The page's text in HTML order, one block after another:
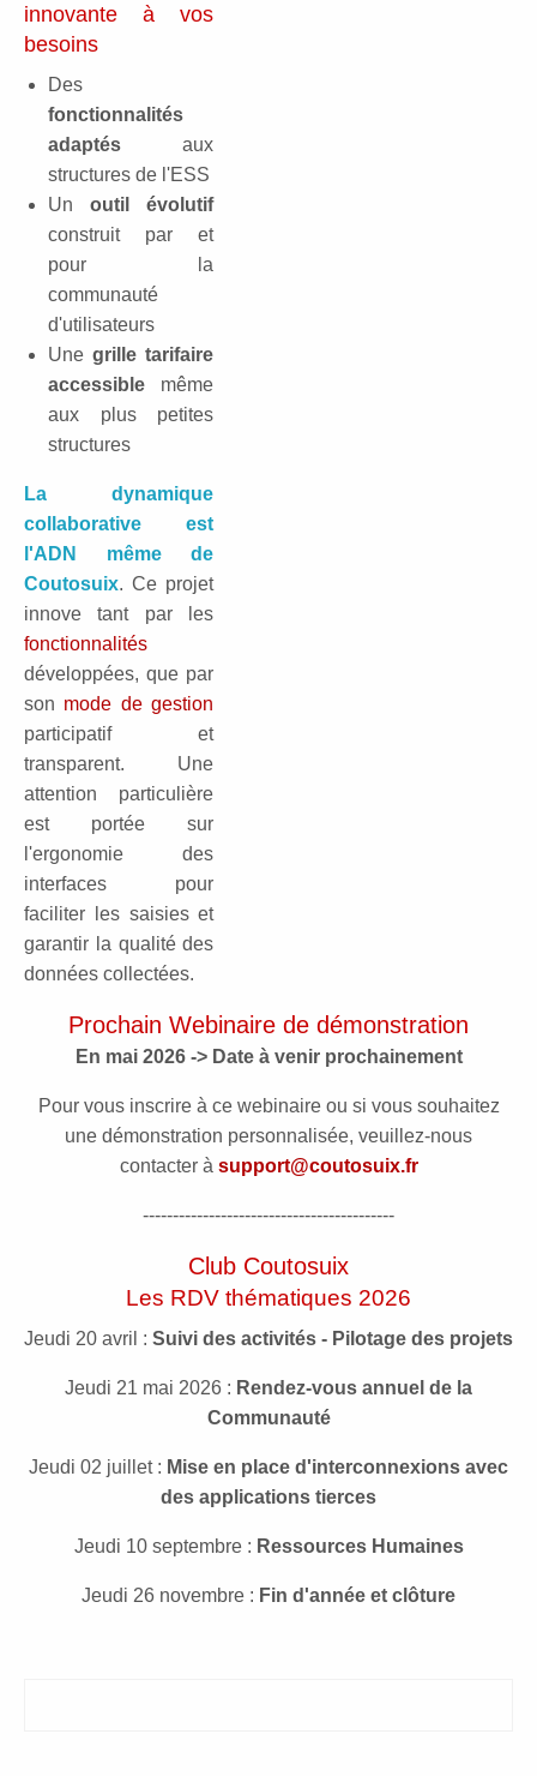
innovante à vos
besoins
Des
fonctionnalités
adaptés aux
structures de l'ESS
Unoutil évolutif
construit par et
pour la
communauté
d'utilisateurs
Unegrille tarifaire
accessible même
aux plus petites
structures
La dynamique
collaborative est
l'ADN même de
Coutosuix. Ce projet
innove tant par les
fonctionnalités
développées, que par
son mode de gestion
participatif et
transparent. Une
attention particulière
est portée sur
l'ergonomie des
interfaces pour
faciliter les saisies et
garantir la qualité des
données collectées.
Prochain Webinaire de démonstration
En mai 2026 -> Date à venir prochainement
Pour vous inscrire à ce webinaire ou si vous souhaitez
une démonstration personnalisée, veuillez-nous
contacter à support@coutosuix.fr
------------------------------------------
Club Coutosuix
Les RDV thématiques 2026
Jeudi 20 avril : Suivi des activités - Pilotage des projets
Jeudi 21 mai 2026 : Rendez-vous annuel de la
Communauté
Jeudi 02 juillet : Mise en place d'interconnexions avec
des applications tierces
Jeudi 10 septembre : Ressources Humaines
Jeudi 26 novembre : Fin d'année et clôture